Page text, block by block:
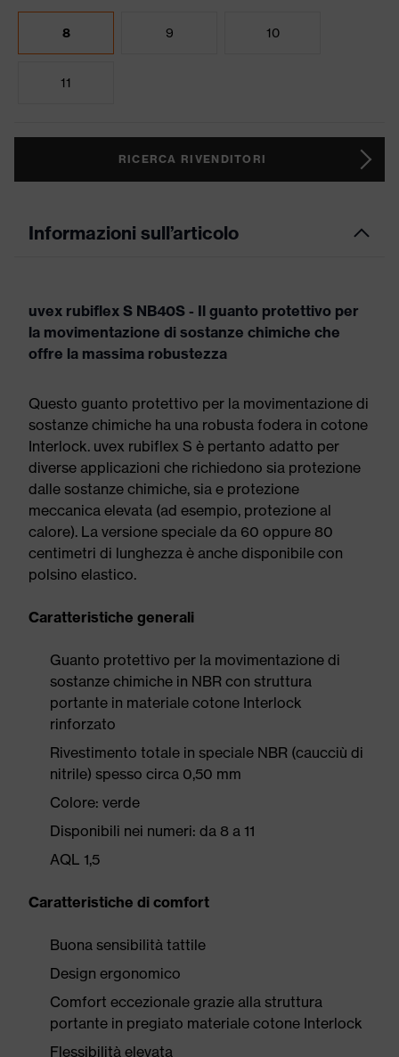
8 9 10
11
RICERCA RIVENDITORI
Informazioni sull’articolo
uvex rubiflex S NB40S - Il guanto protettivo per
la movimentazione di sostanze chimiche che
offre la massima robustezza
Questo guanto protettivo per la movimentazione di
sostanze chimiche ha una robusta fodera in cotone
Interlock. uvex rubiflex S è pertanto adatto per
diverse applicazioni che richiedono sia protezione
dalle sostanze chimiche, sia e protezione
meccanica elevata (ad esempio, protezione al
calore). La versione speciale da 60 oppure 80
centimetri di lunghezza è anche disponibile con
polsino elastico.
Caratteristiche generali
Guanto protettivo per la movimentazione di
sostanze chimiche in NBR con struttura
portante in materiale cotone Interlock
rinforzato
Rivestimento totale in speciale NBR (caucciù di
nitrile) spesso circa 0,50 mm
Colore: verde
Disponibili nei numeri: da 8 a 11
AQL 1,5
Caratteristiche di comfort
Buona sensibilità tattile
Design ergonomico
Comfort eccezionale grazie alla struttura
portante in pregiato materiale cotone Interlock
Flessibilità elevata